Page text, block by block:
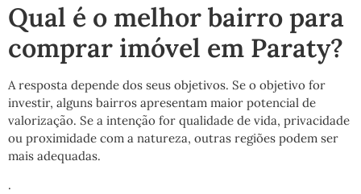
Qual é o melhor bairro para
comprar imóvel em Paraty?
A resposta depende dos seus objetivos. Se o objetivo for
investir, alguns bairros apresentam maior potencial de
valorização. Se a intenção for qualidade de vida, privacidade
ou proximidade com a natureza, outras regiões podem ser
mais adequadas.
.